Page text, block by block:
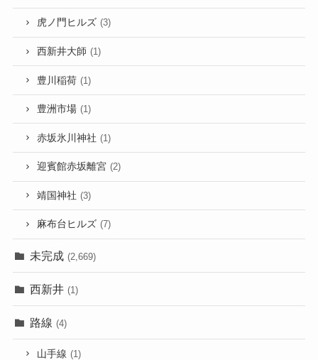
虎ノ門ヒルズ (3)
西新井大師 (1)
豊川稲荷 (1)
豊洲市場 (1)
赤坂氷川神社 (1)
迎賓館赤坂離宮 (2)
靖国神社 (3)
麻布台ヒルズ (7)
未完成 (2,669)
西新井 (1)
路線 (4)
山手線 (1)